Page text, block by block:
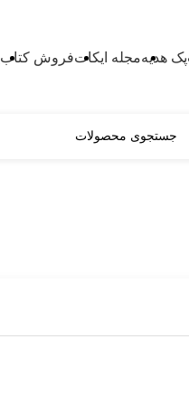
پک هدیهمجله ایکاتفروش کتاب